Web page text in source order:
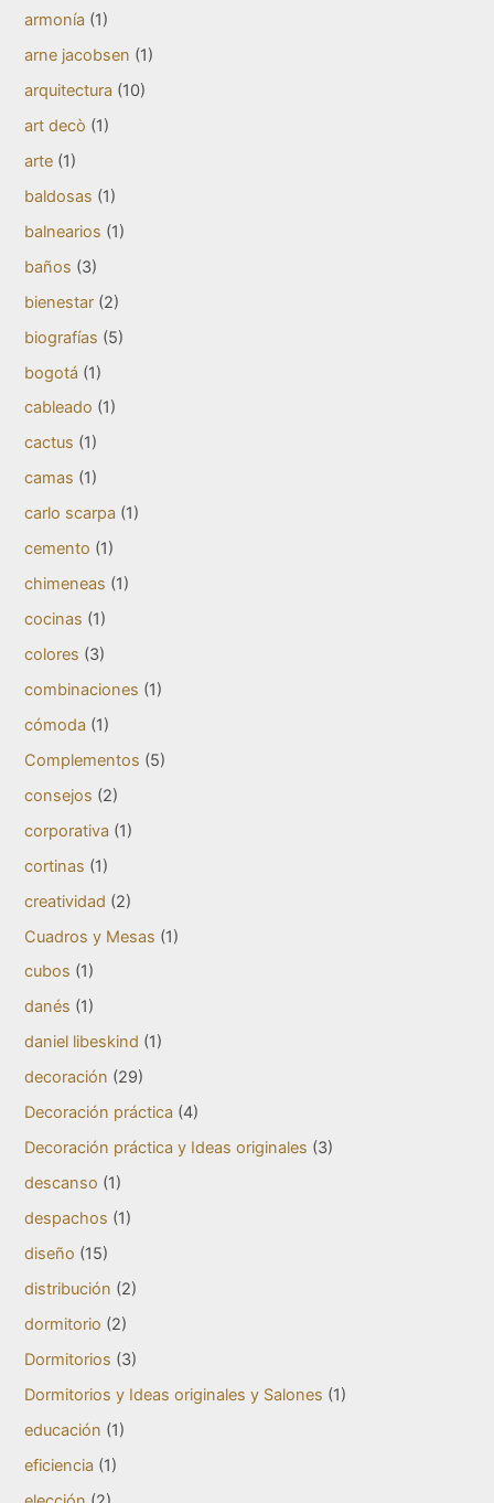
armonía (1)
arne jacobsen (1)
arquitectura (10)
art decò (1)
arte (1)
baldosas (1)
balnearios (1)
baños (3)
bienestar (2)
biografías (5)
bogotá (1)
cableado (1)
cactus (1)
camas (1)
carlo scarpa (1)
cemento (1)
chimeneas (1)
cocinas (1)
colores (3)
combinaciones (1)
cómoda (1)
Complementos (5)
consejos (2)
corporativa (1)
cortinas (1)
creatividad (2)
Cuadros y Mesas (1)
cubos (1)
danés (1)
daniel libeskind (1)
decoración (29)
Decoración práctica (4)
Decoración práctica y Ideas originales (3)
descanso (1)
despachos (1)
diseño (15)
distribución (2)
dormitorio (2)
Dormitorios (3)
Dormitorios y Ideas originales y Salones (1)
educación (1)
eficiencia (1)